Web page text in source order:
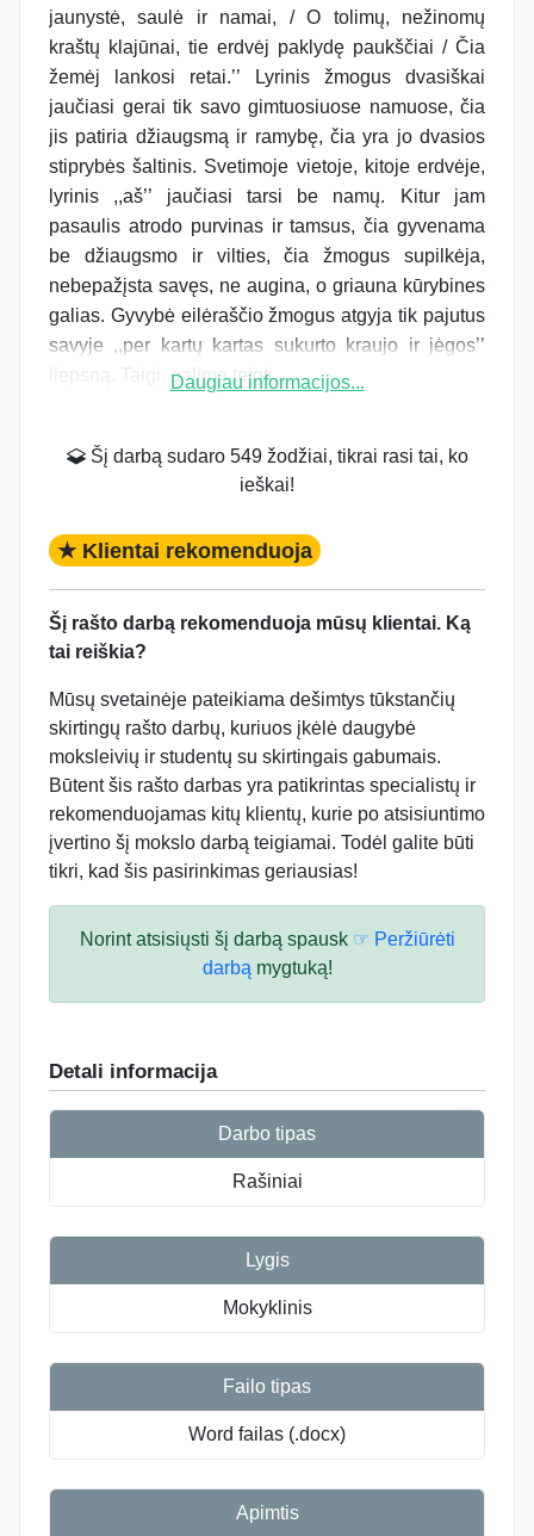
jaunystė, saulė ir namai, / O tolimų, nežinomų
kraštų klajūnai, tie erdvėj paklydę paukščiai / Čia
žemėj lankosi retai.’’ Lyrinis žmogus dvasiškai
jaučiasi gerai tik savo gimtuosiuose namuose, čia
jis patiria džiaugsmą ir ramybę, čia yra jo dvasios
stiprybės šaltinis. Svetimoje vietoje, kitoje erdvėje,
lyrinis ,,aš’’ jaučiasi tarsi be namų. Kitur jam
pasaulis atrodo purvinas ir tamsus, čia gyvenama
be džiaugsmo ir vilties, čia žmogus supilkėja,
nebepažįsta savęs, ne augina, o griauna kūrybines
galias. Gyvybė eilėraščio žmogus atgyja tik pajutus
savyje ,,per kartų kartas sukurto kraujo ir jėgos’’
liepsną. Taigi, galima teigti,...
Daugiau informacijos...
Šį darbą sudaro 549 žodžiai, tikrai rasi tai, ko
ieškai!
★ Klientai rekomenduoja
Šį rašto darbą rekomenduoja mūsų klientai. Ką
tai reiškia?
Mūsų svetainėje pateikiama dešimtys tūkstančių
skirtingų rašto darbų, kuriuos įkėlė daugybė
moksleivių ir studentų su skirtingais gabumais.
Būtent šis rašto darbas yra patikrintas specialistų ir
rekomenduojamas kitų klientų, kurie po atsisiuntimo
įvertino šį mokslo darbą teigiamai. Todėl galite būti
tikri, kad šis pasirinkimas geriausias!
Norint atsisiųsti šį darbą spausk ☞ Peržiūrėti
darbą mygtuką!
Detali informacija
Darbo tipas
Rašiniai
Lygis
Mokyklinis
Failo tipas
Word failas (.docx)
Apimtis